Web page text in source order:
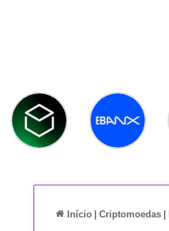
Início Criptomoedas